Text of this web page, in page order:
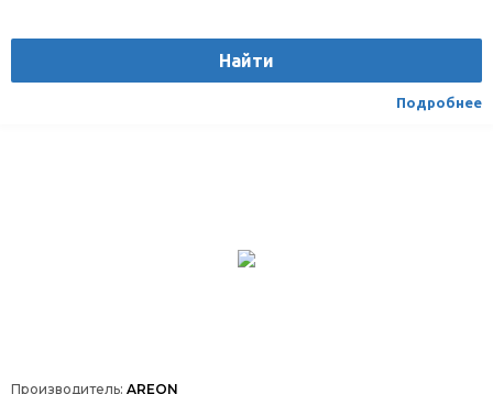
Найти
Подробнее
Производитель: AREON